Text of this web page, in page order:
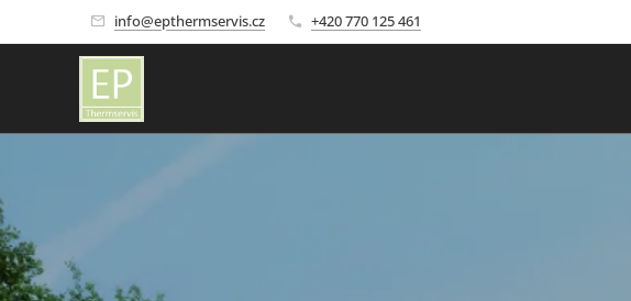
info@epthermservis.cz +420 770 125 461